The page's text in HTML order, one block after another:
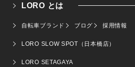
LORO とは
自転車ブランド ブログ 採用情報
LORO SLOW SPOT（日本橋店）
LORO SETAGAYA